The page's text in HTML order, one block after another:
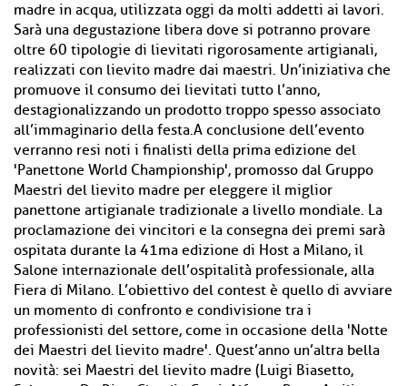
madre in acqua, utilizzata oggi da molti addetti ai lavori.
Sarà una degustazione libera dove si potranno provare
oltre 60 tipologie di lievitati rigorosamente artigianali,
realizzati con lievito madre dai maestri. Un’iniziativa che
promuove il consumo dei lievitati tutto l’anno,
destagionalizzando un prodotto troppo spesso associato
all’immaginario della festa.A conclusione dell’evento
verranno resi noti i finalisti della prima edizione del
'Panettone World Championship', promosso dal Gruppo
Maestri del lievito madre per eleggere il miglior
panettone artigianale tradizionale a livello mondiale. La
proclamazione dei vincitori e la consegna dei premi sarà
ospitata durante la 41ma edizione di Host a Milano, il
Salone internazionale dell’ospitalità professionale, alla
Fiera di Milano. L’obiettivo del contest è quello di avviare
un momento di confronto e condivisione tra i
professionisti del settore, come in occasione della 'Notte
dei Maestri del lievito madre'. Quest’anno un’altra bella
novità: sei Maestri del lievito madre (Luigi Biasetto,